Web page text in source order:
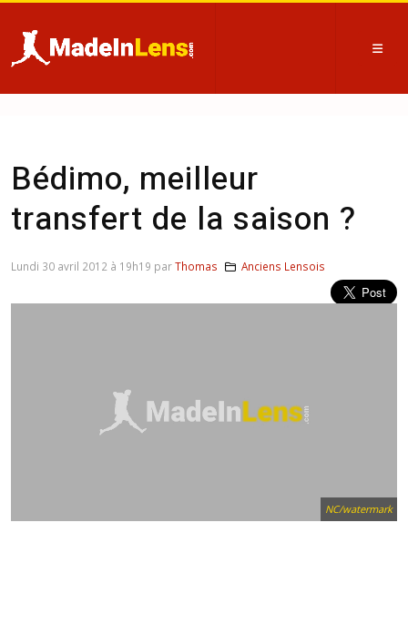
Bédimo, meilleur
transfert de la saison ?
NC/watermark
Lundi 30 avril 2012 à 19h19 parThomas Anciens Lensois